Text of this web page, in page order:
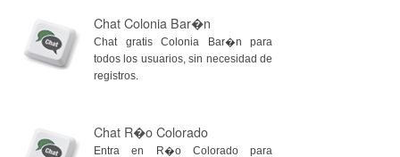
Chat Colonia Bar�n
Chat gratis Colonia Bar�n para
todos los usuarios, sin necesidad de
registros.
Chat R�o Colorado
Entra en R�o Colorado para